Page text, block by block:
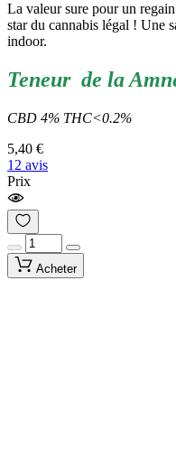
La valeur sure pour un
star du cannabis légal ! Une
indoor.
Teneur de la
CBD 4% THC<0.2%
5,40 €
12 avis
Prix
Acheter